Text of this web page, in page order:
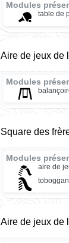
Modules
table de
Aire de jeux de
Modules
Square des
Modules
aire de
toboggan
Aire de jeux de